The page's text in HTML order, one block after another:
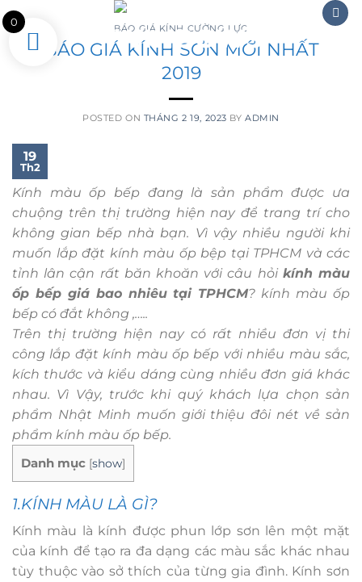
Skip
to
content
BÁO GIÁ KÍNH CƯỜNG LỰC
BÁO GIÁ KÍNH SƠN MỚI NHẤT
2019
POSTED ON THÁNG 2 19, 2023 BY ADMIN
19
Th2
Kính màu ốp bếp đang là sản phẩm được ưa
chuộng trên thị trường hiện nay để trang trí cho
không gian bếp nhà bạn. Vì vậy nhiều người khi
muốn lắp đặt kính màu ốp bệp tại TPHCM và các
tỉnh lân cận rất băn khoăn với câu hỏi kính màu
ốp bếp giá bao nhiêu tại TPHCM? kính màu ốp
bếp có đắt không ,…..
Trên thị trường hiện nay có rất nhiều đơn vị thi
công lắp đặt kính màu ốp bếp với nhiều màu sắc,
kích thước và kiểu dáng cùng nhiều đơn giá khác
nhau. Vì Vậy, trước khi quý khách lựa chọn sản
phẩm Nhật Minh muốn giới thiệu đôi nét về sản
phẩm kính màu ốp bếp.
Danh mục [show]
1.KÍNH MÀU LÀ GÌ?
Kính màu là kính được phun lớp sơn lên một mặt
của kính để tạo ra đa dạng các màu sắc khác nhau
tùy thuộc vào sở thích của từng gia đình. Kính sơn
0